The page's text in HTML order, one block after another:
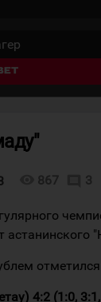
867 3
астанинского
4:2 (1:0,